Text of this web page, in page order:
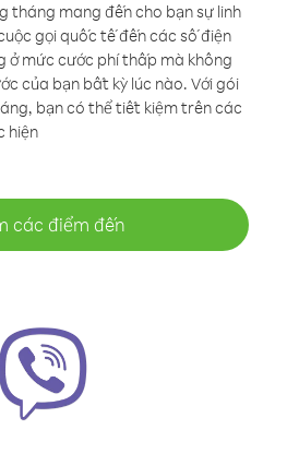
tháng mang đến cho bạn sự linh
gọi quốc tế đến các số điện
ở mức cước phí thấp mà không
của bạn bất kỳ lúc nào. Với gói
bạn có thể tiết kiệm trên các
hiện
các điểm đến